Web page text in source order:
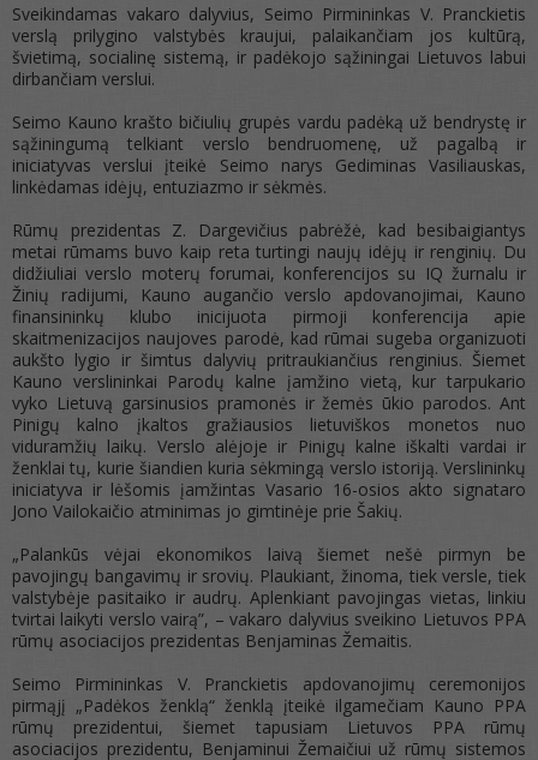
Sveikindamas vakaro dalyvius, Seimo Pirmininkas V. Pranckietis
verslą prilygino valstybės kraujui, palaikančiam jos kultūrą,
švietimą, socialinę sistemą, ir padėkojo sąžiningai Lietuvos labui
dirbančiam verslui.
Seimo Kauno krašto bičiulių grupės vardu padėką už bendrystę ir
sąžiningumą telkiant verslo bendruomenę, už pagalbą ir
iniciatyvas verslui įteikė Seimo narys Gediminas Vasiliauskas,
linkėdamas idėjų, entuziazmo ir sėkmės.
Rūmų prezidentas Z. Dargevičius pabrėžė, kad besibaigiantys
metai rūmams buvo kaip reta turtingi naujų idėjų ir renginių. Du
didžiuliai verslo moterų forumai, konferencijos su IQ žurnalu ir
Žinių radijumi, Kauno augančio verslo apdovanojimai, Kauno
finansininkų klubo inicijuota pirmoji konferencija apie
skaitmenizacijos naujoves parodė, kad rūmai sugeba organizuoti
aukšto lygio ir šimtus dalyvių pritraukiančius renginius. Šiemet
Kauno verslininkai Parodų kalne įamžino vietą, kur tarpukario
vyko Lietuvą garsinusios pramonės ir žemės ūkio parodos. Ant
Pinigų kalno įkaltos gražiausios lietuviškos monetos nuo
viduramžių laikų. Verslo alėjoje ir Pinigų kalne iškalti vardai ir
ženklai tų, kurie šiandien kuria sėkmingą verslo istoriją. Verslininkų
iniciatyva ir lėšomis įamžintas Vasario 16-osios akto signataro
Jono Vailokaičio atminimas jo gimtinėje prie Šakių.
„Palankūs vėjai ekonomikos laivą šiemet nešė pirmyn be
pavojingų bangavimų ir srovių. Plaukiant, žinoma, tiek versle, tiek
valstybėje pasitaiko ir audrų. Aplenkiant pavojingas vietas, linkiu
tvirtai laikyti verslo vairą”, – vakaro dalyvius sveikino Lietuvos PPA
rūmų asociacijos prezidentas Benjaminas Žemaitis.
Seimo Pirmininkas V. Pranckietis apdovanojimų ceremonijos
pirmąjį „Padėkos ženklą“ ženklą įteikė ilgamečiam Kauno PPA
rūmų prezidentui, šiemet tapusiam Lietuvos PPA rūmų
asociacijos prezidentu, Benjaminui Žemaičiui už rūmų sistemos